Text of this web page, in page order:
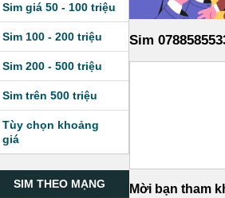
Sim giá 50 - 100 triệu
Sim 100 - 200 triệu
Sim 200 - 500 triệu
Sim trên 500 triệu
Tùy chọn khoảng
giá
SIM THEO MẠNG
Sim
Mời bạn tham